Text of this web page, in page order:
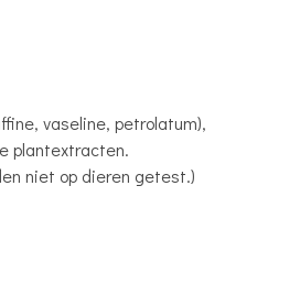
vaseline, petrolatum),
plantextracten.
niet op dieren getest.)